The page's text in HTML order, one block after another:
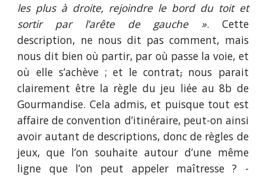
les plus à droite, rejoindre le bord du toit et
sortir par l’arête de gauche ». Cette
description, ne nous dit pas comment, mais
nous dit bien où partir, par où passe la voie, et
où elle s’achève ; et le contrat,nous parait
clairement être la règle du jeu liée au 8b de
Gourmandise. Cela admis, et puisque tout est
affaire de convention d’itinéraire, peut-on ainsi
avoir autant de descriptions, donc de règles de
jeux, que l’on souhaite autour d’une même
ligne que l’on peut appeler maîtresse ? -